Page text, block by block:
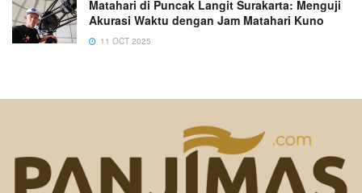
Matahari di Puncak Langit Surakarta: Menguji
Akurasi Waktu dengan Jam Matahari Kuno
11 OCT 2025